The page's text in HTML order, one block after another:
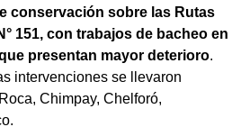
conservación sobre las Rutas
151, con trabajos de bacheo en
presentan mayor deterioro.
intervenciones se llevaron
Chimpay, Chelforó,